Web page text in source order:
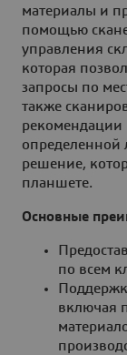
материалы и
помощью
управления
которая
запросы по
также
рекомендации
определенной
решение,
планшете.
Основные
по всем
включая